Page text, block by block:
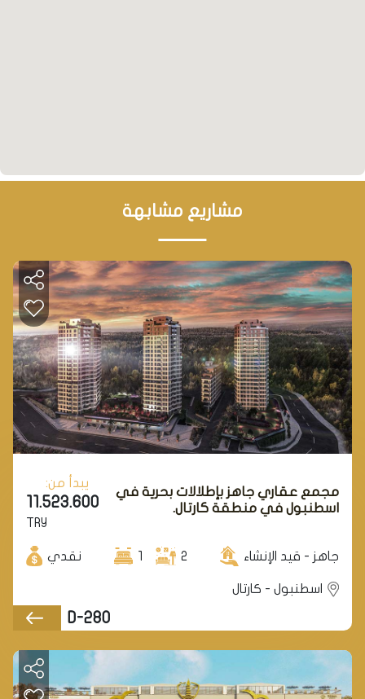
مشاريع مشابهة
مجمع عقاري جاهز بإطلالات بحرية في
اسطنبول في منطقة كارتال.
يبدأ من:
11.523.600
TRY
جاهز - قيد الإنشاء 2
1 نقدي
اسطنبول - كارتال
D-280